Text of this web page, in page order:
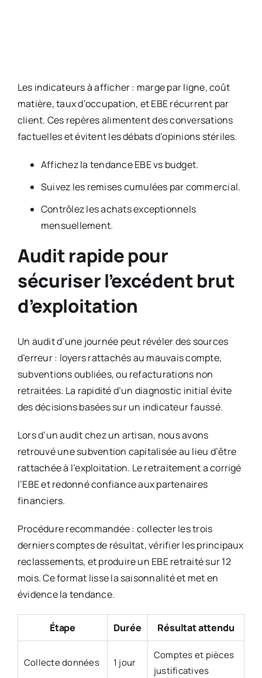
Les indicateurs à afficher : marge par ligne, coût
matière, taux d’occupation, et EBE récurrent par
client. Ces repères alimentent des conversations
factuelles et évitent les débats d’opinions stériles.
Affichez la tendance EBE vs budget.
Suivez les remises cumulées par commercial.
Contrôlez les achats exceptionnels
mensuellement.
Audit rapide pour
sécuriser l’excédent brut
d’exploitation
Un audit d’une journée peut révéler des sources
d’erreur : loyers rattachés au mauvais compte,
subventions oubliées, ou refacturations non
retraitées. La rapidité d’un diagnostic initial évite
des décisions basées sur un indicateur faussé.
Lors d’un audit chez un artisan, nous avons
retrouvé une subvention capitalisée au lieu d’être
rattachée à l’exploitation. Le retraitement a corrigé
l’EBE et redonné confiance aux partenaires
financiers.
Procédure recommandée : collecter les trois
derniers comptes de résultat, vérifier les principaux
reclassements, et produire un EBE retraité sur 12
mois. Ce format lisse la saisonnalité et met en
évidence la tendance.
Étape Durée Résultat attendu
Collecte données 1 jour
Comptes et pièces
justificatives